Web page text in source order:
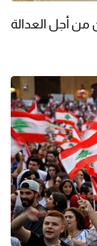
أجل العدالة